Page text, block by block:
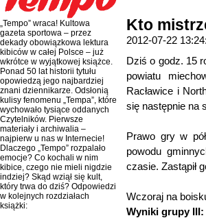
„Tempo” wraca! Kultowa
gazeta sportowa – przez
dekady obowiązkowa lektura
kibiców w całej Polsce – już
wkrótce w wyjątkowej książce.
Ponad 50 lat historii tytułu
opowiedzą jego najbardziej
znani dziennikarze. Odsłonią
kulisy fenomenu „Tempa”, które
wychowało tysiące oddanych
Czytelników. Pierwsze
materiały i archiwalia –
najpierw u nas w Internecie!
Dlaczego „Tempo” rozpalało
emocje? Co kochali w nim
kibice, czego nie mieli nigdzie
indziej? Skąd wziął się kult,
który trwa do dziś? Odpowiedzi
w kolejnych rozdziałach
książki:
Kto
2012-07-22
Dziś o godz. 15
powiatu
Racławice i
się następnie na
Prawo gry w
powodu
czasie. Zastąpił
Wczoraj na
Wyniki grupy III: